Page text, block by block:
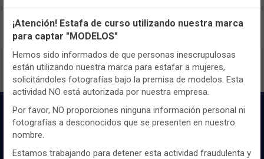
Registrate aquí
para poder ver todo el
contenido y los precios.
Configuración de cookies
Utilizamos cookies propias y de terceros, de sesión o
persistentes, para hacer funcionar de manera segura nuestra
página web y personalizar su contenido.
Igualmente, utilizamos cookies para medir y obtener datos de
la navegación que realizas y para ajustar el contenido a tus
gustos y preferencias.
Puedesconfigurary aceptar el uso de cookies a tu gusto.
Para obtener más información visita nuestra
cookies .
¡Atención! Estafa de curso utilizando nuestra marca
para captar "MODELOS"
Hemos sido informados de que personas inescrupulosas
están utilizando nuestra marca para estafar a mujeres,
solicitándoles fotografías bajo la premisa de modelos. Esta
actividad NO está autorizada por nuestra empresa.
Por favor, NO proporciones ninguna información personal ni
fotografías a desconocidos que se presenten en nuestro
nombre.
Estamos trabajando para detener esta actividad fraudulenta y